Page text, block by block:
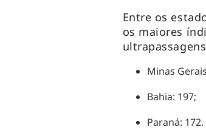
Entre os
os maiores
Minas
Bahia: 197;
Paraná: 172.